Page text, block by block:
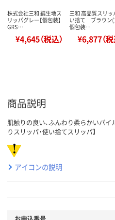
株式会社三和 編生地ス
リッパグレー【個包装】
GRS…
¥4,645（税込）
三和 高品質スリッ
い捨て ブラウン
個包装…
¥6,877（税
商品説明
肌触りの良い、ふんわり柔らかいパイ
りスリッパ・使い捨てスリッパ】
アイコンの説明